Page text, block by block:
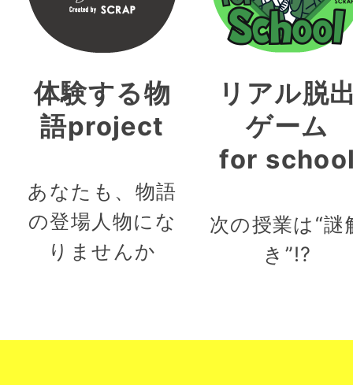
体験する物
語project
あなたも、物語
の登場人物にな
りませんか
リアル脱
ゲーム
for
次の授業は“謎
き”!?